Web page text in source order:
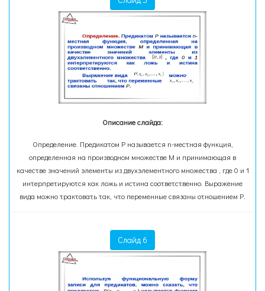
Описание слайда:
Определение. Предикатом Р называется n-местная функция,
определенная на производном множестве М и принимающая в
качестве значений элементы из двухэлементного множества , где 0 и 1
интерпретируются как ложь и истина соответственно. Выражение
вида можно трактовать так, что переменные связаны отношением Р.
Слайд 6